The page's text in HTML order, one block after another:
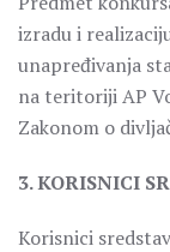
izradu i
unapređivanja
na teritoriji AP
Zakonom o
3. KORISNICI
Korisnici